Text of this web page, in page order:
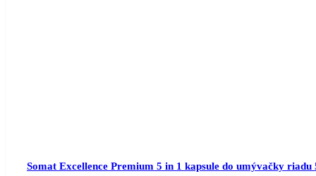
Somat Excellence Premium 5 in 1 kapsule do umývačky riadu